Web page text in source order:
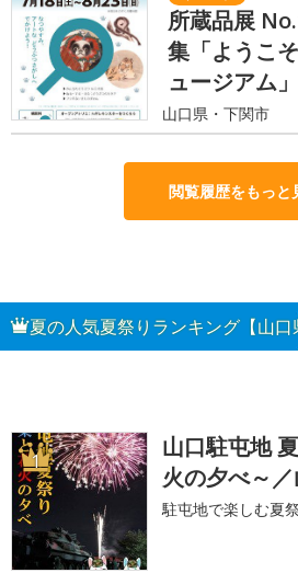
所蔵品展
集「ようこ
ュージアム」
山口県・下関市
閲覧履歴をもっと
夏の人気夏祭りランキング【山口
1
山口駐屯地
火の夕べ～
駐屯地で楽しむ夏